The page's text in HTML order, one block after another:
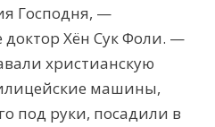
Господня, —
доктор Хён Сук Фоли. —
христианскую
машины,
под руки, посадили в